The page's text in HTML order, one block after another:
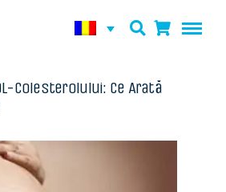
Colesterolului: Ce Arată